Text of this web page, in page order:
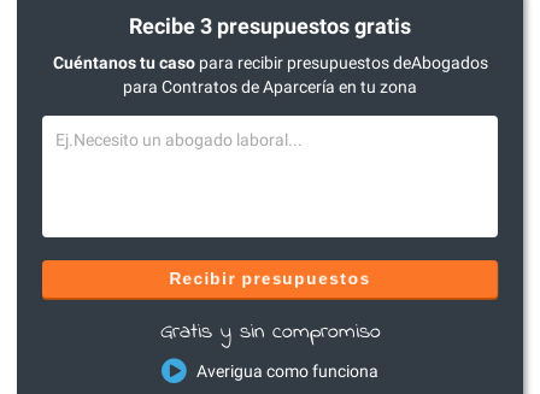
Recibe 3 presupuestos gratis
Cuéntanos tu casopara recibir presupuestos deAbogados
para Contratos de Aparcería en tu zona
Recibir presupuestos
Gratis y sin compromiso
Averigua como funciona